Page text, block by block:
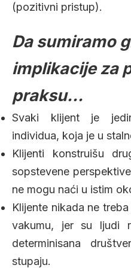
(pozitivni pristup).
Da sumiramo
implikacije za
praksu…
Svaki klijent je
individua, koja je u
Klijenti konstruišu
sopstevene
ne mogu naći u istim
Klijente nikada ne
vakumu, jer su ljudi
determinisana
stupaju.